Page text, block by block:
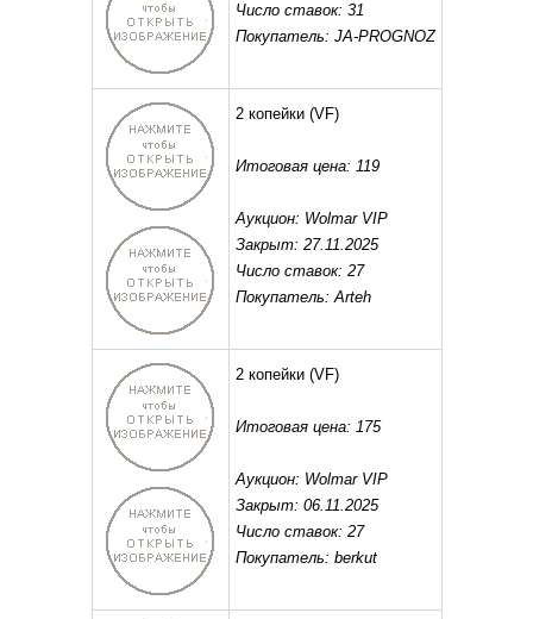
Число ставок: 31
Покупатель: JA-PROGNOZ
2 копейки(VF)
Итоговая цена: 119
Аукцион: Wolmar VIP
Закрыт: 27.11.2025
Число ставок: 27
Покупатель: Arteh
2 копейки(VF)
Итоговая цена: 175
Аукцион: Wolmar VIP
Закрыт: 06.11.2025
Число ставок: 27
Покупатель: berkut